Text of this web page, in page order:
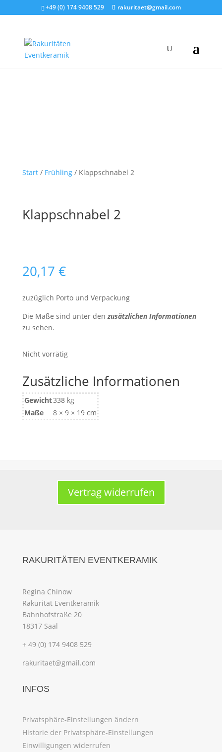
+49 (0) 174 9408 529 rakuritaet@gmail.com
Start/ Frühling/ Klappschnabel 2
Klappschnabel 2
20,17 €
zuzüglich Porto und Verpackung
Die Maße sind unter denzusätzlichen Informationen
zu sehen.
Nicht vorrätig
Zusätzliche Informationen
Gewicht338 kg
Maße
8 × 9 × 19 cm
Vertrag widerrufen
RAKURITÄTEN EVENTKERAMIK
Regina Chinow
Rakurität Eventkeramik
Bahnhofstraße 20
18317 Saal
+ 49 (0) 174 9408 529
rakuritaet@gmail.com
INFOS
Privatsphäre-Einstellungen ändern
Historie der Privatsphäre-Einstellungen
Einwilligungen widerrufen